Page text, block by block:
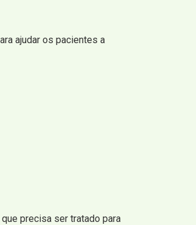
ajudar os pacientes a
precisa ser tratado para